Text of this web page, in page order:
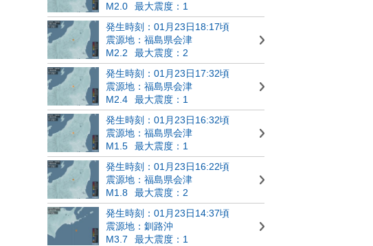
M2.0
最大震度：1
発生時刻：01月23日18:17頃
震源地：福島県会津
M2.2
最大震度：2
発生時刻：01月23日17:32頃
震源地：福島県会津
M2.4
最大震度：1
発生時刻：01月23日16:32頃
震源地：福島県会津
M1.5
最大震度：1
発生時刻：01月23日16:22頃
震源地：福島県会津
M1.8
最大震度：2
発生時刻：01月23日14:37頃
震源地：釧路沖
M3.7
最大震度：1